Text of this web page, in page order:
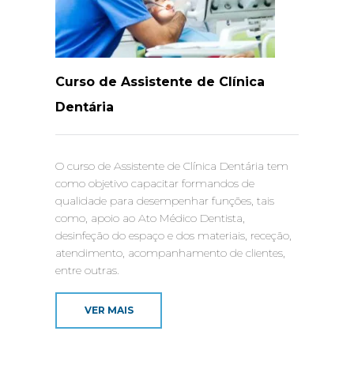
Curso de Assistente de Clínica
Dentária
O curso de Assistente de Clínica Dentária tem
como objetivo capacitar formandos de
qualidade para desempenhar funções, tais
como, apoio ao Ato Médico Dentista,
desinfeção do espaço e dos materiais, receção,
atendimento, acompanhamento de clientes,
entre outras.
VER MAIS